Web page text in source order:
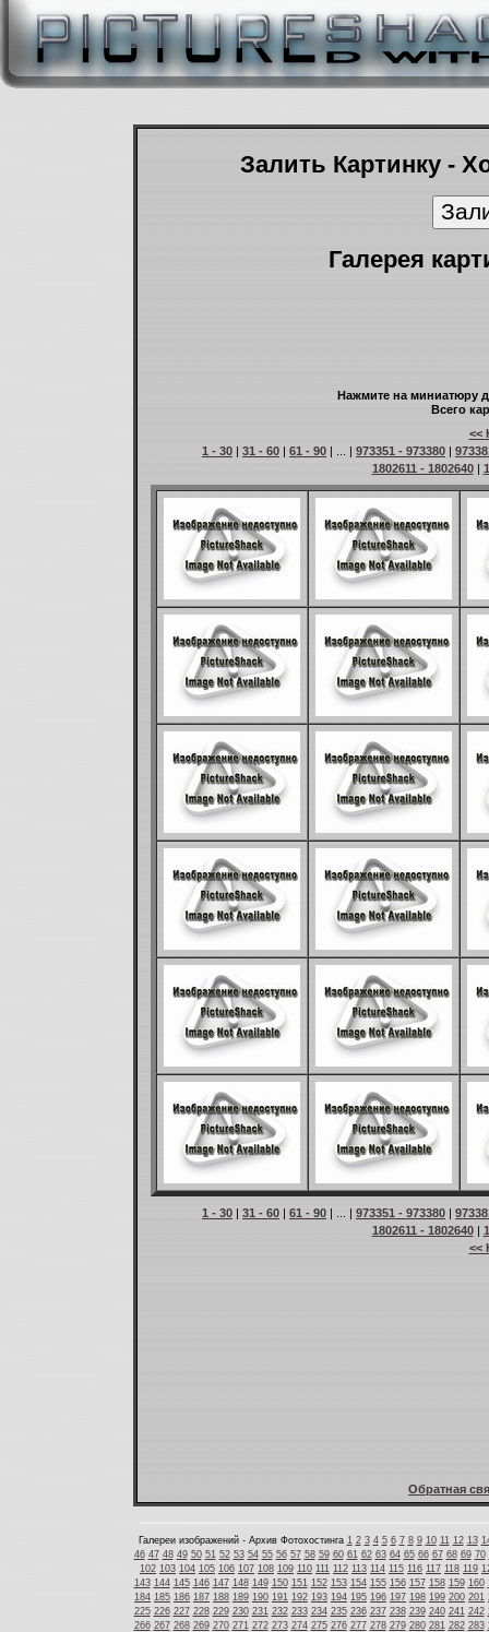
Залить Картинку -
Галерея
Нажмите на миниатюру
Всего
<<
1 - 30 | 31 - 60 | 61 - 90 | ... | 973351 - 973380 |
1802611 - 1802640|
1 - 30 | 31 - 60 | 61 - 90 | ... | 973351 - 973380 |
1802611 - 1802640|
<<
Обратная
Галереи изображений - Архив Фотохостинга 1 2 3 4 5 6 7 8 9 10 11 12 13
46 47 48 49 50 51 52 53 54 55 56 57 58 59 60 61 62 63 64 65 66 67 68 69 70
102 103 104 105 106 107 108 109 110 111 112 113 114 115 116 117 118 119
143 144 145 146 147 148 149 150 151 152 153 154 155 156 157 158 159 160
184 185 186 187 188 189 190 191 192 193 194 195 196 197 198 199 200 201
225 226 227 228 229 230 231 232 233 234 235 236 237 238 239 240 241 242
266 267 268 269 270 271 272 273 274 275 276 277 278 279 280 281 282 283